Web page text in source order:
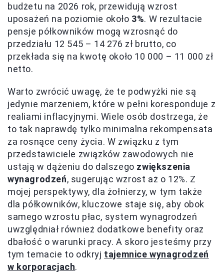
budżetu na 2026 rok, przewidują wzrost
uposażeń na poziomie około 3%. W rezultacie
pensje półkowników mogą wzrosnąć do
przedziału 12 545 – 14 276 zł brutto, co
przekłada się na kwotę około 10 000 – 11 000 zł
netto.
Warto zwrócić uwagę, że te podwyżki nie są
jedynie marzeniem, które w pełni koresponduje z
realiami inflacyjnymi. Wiele osób dostrzega, że
to tak naprawdę tylko minimalna rekompensata
za rosnące ceny życia. W związku z tym
przedstawiciele związków zawodowych nie
ustają w dążeniu do dalszego zwiększenia
wynagrodzeń, sugerując wzrost aż o 12%. Z
mojej perspektywy, dla żołnierzy, w tym także
dla półkowników, kluczowe staje się, aby obok
samego wzrostu płac, system wynagrodzeń
uwzględniał również dodatkowe benefity oraz
dbałość o warunki pracy. A skoro jesteśmy przy
tym temacie to odkryj tajemnice wynagrodzeń
w korporacjach.